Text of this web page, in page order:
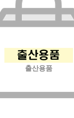
출산용품